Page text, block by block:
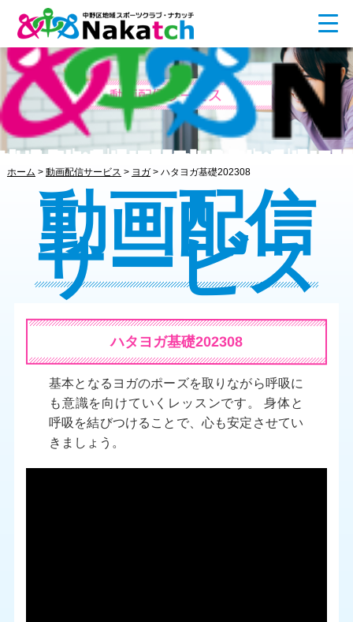
ホーム > 動画配信サービス > ヨガ> ハタヨガ基礎202308
動画配信
サービス
ハタヨガ基礎202308
基本となるヨガのポーズを取りながら呼吸に
も意識を向けていくレッスンです。 身体と
呼吸を結びつけることで、心も安定させてい
きましょう。